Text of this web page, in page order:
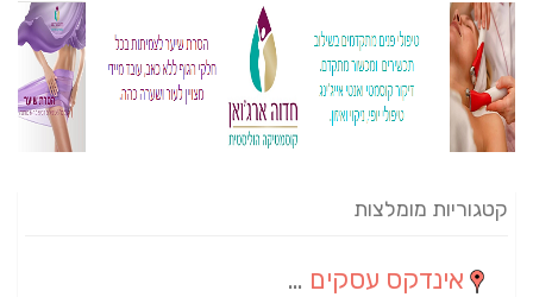
קטגוריות מומלצות
אינדקס עסקים מרחבי